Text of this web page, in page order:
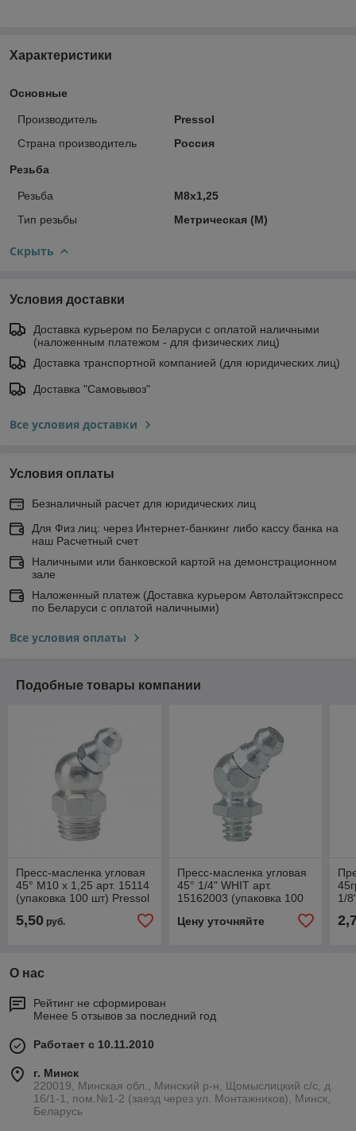
Характеристики
Основные
Производитель
Pressol
Страна производитель
Россия
Резьба
Резьба
M8x1,25
Тип резьбы
Метрическая (M)
Скрыть
Условия доставки
Доставка курьером по Беларуси с оплатой наличными
(наложенным платежом - для физических лиц)
Доставка транспортной компанией (для юридических лиц)
Доставка "Самовывоз"
Все условия доставки
Условия оплаты
Безналичный расчет для юридических лиц
Для Физ лиц: через Интернет-банкинг либо кассу банка на
наш Расчетный счет
Наличными или банковской картой на демонстрационном
зале
Наложенный платеж (Доставка курьером Автолайтэкспресс
по Беларуси с оплатой наличными)
Все условия оплаты
Подобные товары компании
Пресс-масленка угловая
45° М10 х 1,25 арт. 15114
(упаковка 100 шт) Pressol
5,50 руб.
Пресс-масленка угловая
45° 1/4" WHIT арт.
15162003 (упаковка 100
Цену уточняйте
1/
О нас
Рейтинг не сформирован
Менее 5 отзывов за последний год
Работает с 10.11.2010
г. Минск
220019, Минская обл., Минский р-н, Щомыслицкий с/с, д.
16/1-1, пом.№1-2 (заезд через ул. Монтажников), Минск,
Беларусь